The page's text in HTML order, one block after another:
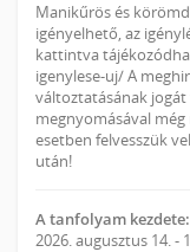
Manikűrös és
igényelhető, az
kattintva
igenylese-uj/ A
változtatásának jogát
megnyomásával
esetben felvesszük
után!
A tanfolyam kezdete:
2026. augusztus 14. -